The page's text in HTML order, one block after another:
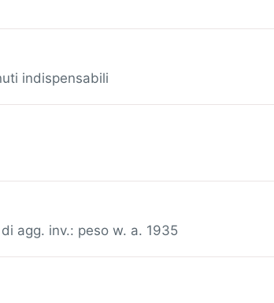
indispensabili
agg. inv.: peso w. a. 1935